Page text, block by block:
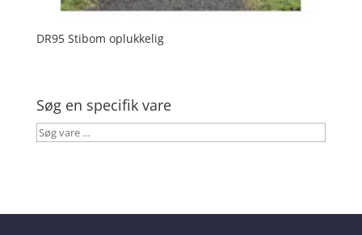
DR95 Stibom oplukkelig
Søg en specifik vare
Søg